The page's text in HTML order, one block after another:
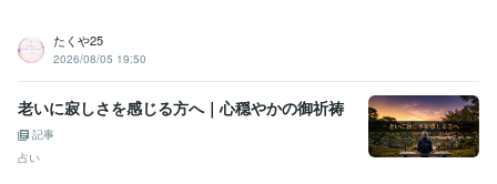
Excel:18年PowerPoint:18年
得意分野
占い ☆祈祷によるヒーリング☆ ☆霊的な若返り☆ ☆縁結び☆ ☆
金運爆増☆
☆守護神様の強化☆ ☆アン
☆水子霊の供養◎先祖霊の供養☆
たくや25
2026/08/05 19:50
老いに寂しさを感じる方へ｜心穏やかの御祈祷
記事
占い